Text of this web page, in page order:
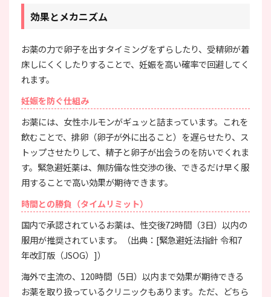
効果とメカニズム
お薬の力で卵子を出すタイミングをずらしたり、受精卵が着
床しにくくしたりすることで、妊娠を高い確率で回避してく
れます。
妊娠を防ぐ仕組み
お薬には、女性ホルモンがギュッと詰まっています。これを
飲むことで、排卵（卵子が外に出ること）を遅らせたり、ス
トップさせたりして、精子と卵子が出会うのを防いでくれま
す。緊急避妊薬は、無防備な性交渉の後、できるだけ早く服
用することで高い効果が期待できます。
時間との勝負（タイムリミット）
国内で承認されているお薬は、性交後72時間（3日）以内の
服用が推奨されています。（出典：[緊急避妊法指針 令和7
年改訂版（JSOG）]）
海外で主流の、120時間（5日）以内まで効果が期待できる
お薬を取り扱っているクリニックもあります。ただ、どちら